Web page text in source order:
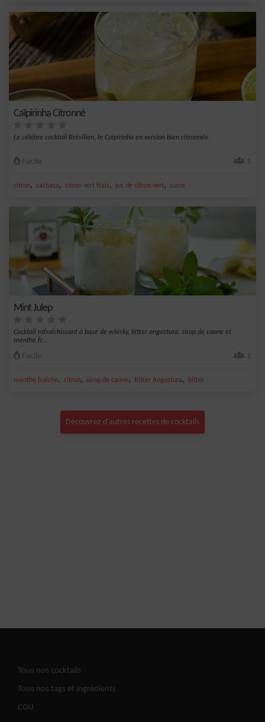
Caïpirinha Citronné
Le célèbre cocktail Brésilien, le Caïpirinha en version bien citronnée.
Facile 1
citron, cachaça, citron vert frais, jus de citron vert, sucre
Mint Julep
Cocktail rafraîchissant à base de whisky, bitter angostura, sirop de canne et
menthe fr...
Facile 1
menthe fraîche, citron, sirop de canne, Bitter Angostura, bitter
Découvrez d'autres recettes de cocktails
Tous nos cocktails
Tous nos tags et ingrédients
CGU